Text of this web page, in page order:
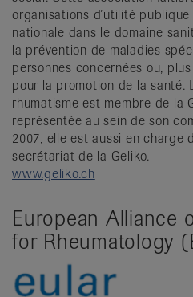
organisations d’utilité publique
nationale dans le domaine
la prévention de maladies
personnes concernées ou,
pour la promotion de la santé.
rhumatisme est membre de la
représentée au sein de son
2007, elle est aussi en charge
secrétariat de la Geliko.
www.geliko.ch
European Alliance
for Rheumatology